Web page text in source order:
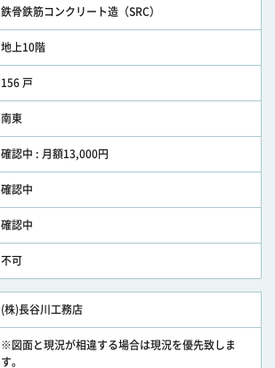
鉄骨鉄筋コンクリート造（SRC）
地上10階
156 戸
南東
確認中 : 月額13,000円
確認中
確認中
不可
(株)長谷川工務店
※図面と現況が相違する場合は現況を優先致しま
す。